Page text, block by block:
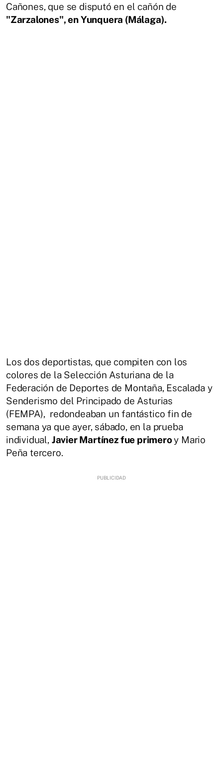
Cañones, que se disputó en el cañón de
"Zarzalones", en Yunquera (Málaga).
Los dos deportistas, que compiten con los
colores de la Selección Asturiana de la
Federación de Deportes de Montaña, Escalada y
Senderismo del Principado de Asturias
(FEMPA), redondeaban un fantástico fin de
semana ya que ayer, sábado, en la prueba
individual, Javier Martínez fue primeroy Mario
Peña tercero.